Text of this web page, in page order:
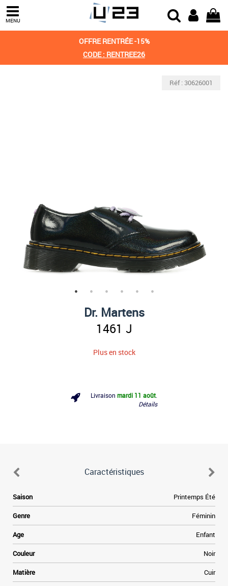
MENU
OFFRE RENTRÉE -15%
CODE : RENTREE26
Réf : 30626001
Dr. Martens
1461 J
Plus en stock
Livraison mardi 11 août
Détails
Caractéristiques
Saison Printemps Été
Genre Féminin
Age Enfant
Couleur Noir
Matière Cuir